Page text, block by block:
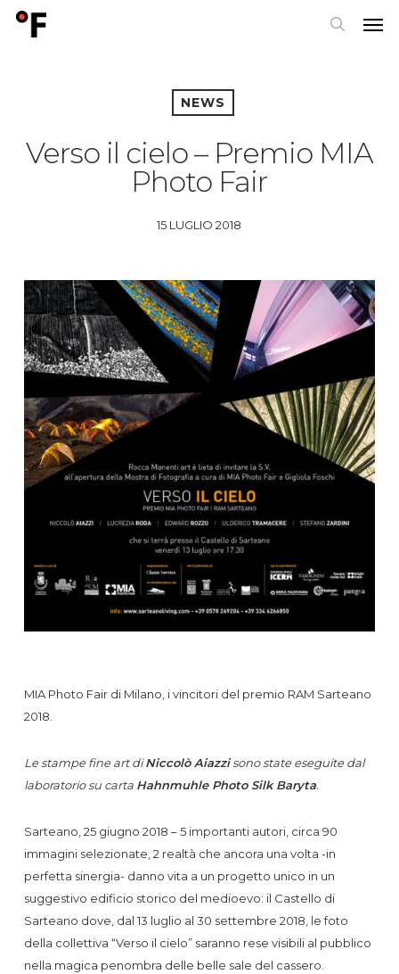
Skip
NEWS
Verso il cielo – Premio MIA
Photo Fair
15 LUGLIO 2018
MIA Photo Fair di Milano, i vincitori del premio RAM Sarteano
2018.
Le stampe fine art diNiccolò Aiazzisono state eseguite dal
laboratorio su carta Hahnmuhle Photo Silk Baryta.
Sarteano, 25 giugno 2018 – 5 importanti autori, circa 90
immagini selezionate, 2 realtà che ancora una volta -in
perfetta sinergia- danno vita a un progetto unico in un
suggestivo edificio storico del medioevo: il Castello di
Sarteano dove, dal 13 luglio al 30 settembre 2018, le foto
della collettiva “Verso il cielo” saranno rese visibili al pubblico
nella magica penombra delle belle sale del cassero.